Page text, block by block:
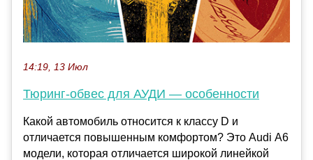
14:19, 13 Июл
Тюринг-обвес для АУДИ — особенности
Какой автомобиль относится к классу D и
отличается повышенным комфортом? Это Audi А6
модели, которая отличается широкой линейкой